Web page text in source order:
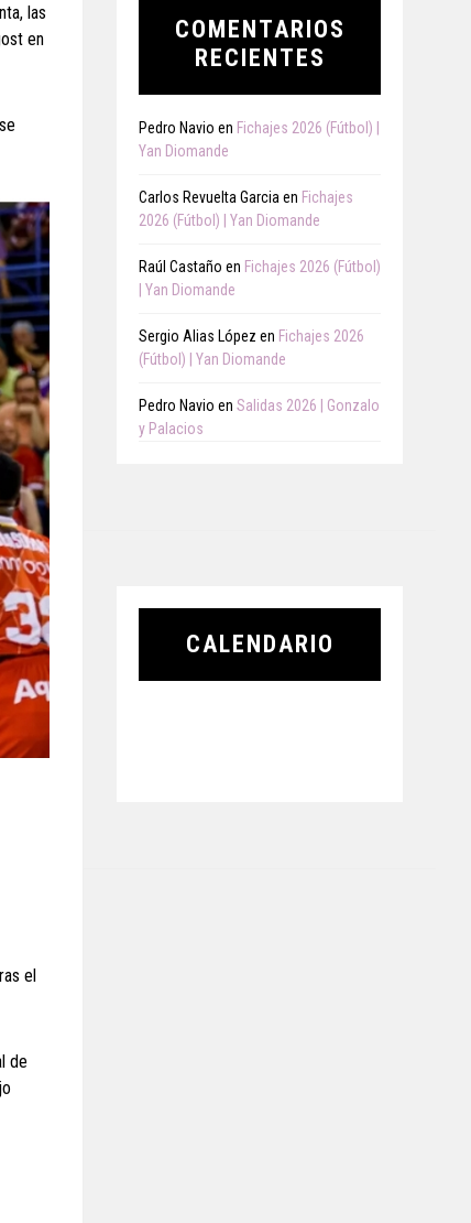
las
en
el
de
COMENTARIOS
RECIENTES
Pedro Navio en Fichajes 2026 (Fútbol) |
Yan Diomande
Carlos Revuelta Garcia en Fichajes
2026 (Fútbol) | Yan Diomande
Raúl Castaño en Fichajes 2026 (Fútbol)
| Yan Diomande
Sergio Alias López en Fichajes 2026
(Fútbol) | Yan Diomande
Pedro Navio en Salidas 2026 | Gonzalo
y Palacios
CALENDARIO